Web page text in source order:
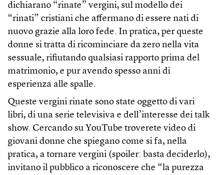
dichiarano “rinate” vergini, sul modello dei
“rinati” cristiani che affermano di essere nati di
nuovo grazie alla loro fede. In pratica, per queste
donne si tratta di ricominciare da zero nella vita
sessuale, rifiutando qualsiasi rapporto prima del
matrimonio, e pur avendo spesso anni di
esperienza alle spalle.
Queste vergini rinate sono state oggetto di vari
libri, di una serie televisiva e dell’interesse dei talk
show. Cercando su YouTube troverete video di
giovani donne che spiegano come si fa, nella
pratica, a tornare vergini (spoiler: basta deciderlo),
invitano il pubblico a riconoscere che “la purezza